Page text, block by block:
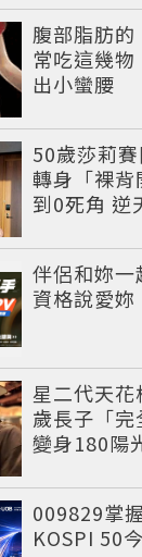
腹部脂肪的
常吃這幾
出小蠻腰
50歲莎莉
轉身「裸
到0死角 逆
伴侶和妳一
資格說愛妳
星二代天
歲長子「完
變身180陽
009829掌
KOSPI 50